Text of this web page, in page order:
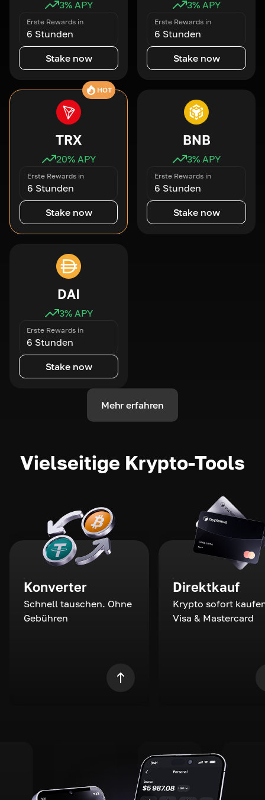
3% APY
Erste Rewards in
6 Stunden
Stake now
3% APY
Erste Rewards in
6 Stunden
Stake now
HOT
TRX
20% APY
Erste Rewards in
6 Stunden
Stake now
BNB
3% APY
Erste Rewards in
6 Stunden
Stake now
DAI
3% APY
Erste Rewards in
6 Stunden
Stake now
Mehr erfahren
Vielseitige Krypto-Tools
Konverter
Schnell tauschen. Ohne
Gebühren
Direktkauf
Krypto sofort
Visa & Mastercard